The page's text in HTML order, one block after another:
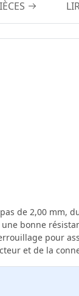
de 2,00 mm,
bonne
pour
et de la